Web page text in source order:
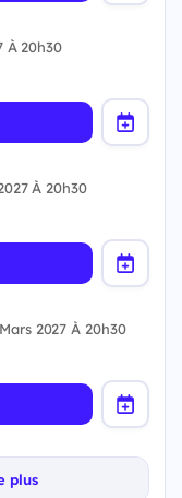
À 20h30
À 20h30
2027 À 20h30
plus